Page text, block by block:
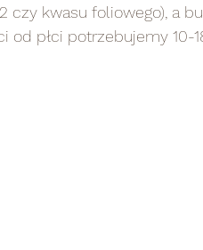
czy kwasu foliowego), a
od płci potrzebujemy 10-